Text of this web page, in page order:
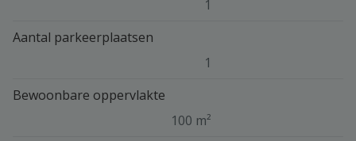
1
Aantal parkeerplaatsen
1
Bewoonbare oppervlakte
100 m²